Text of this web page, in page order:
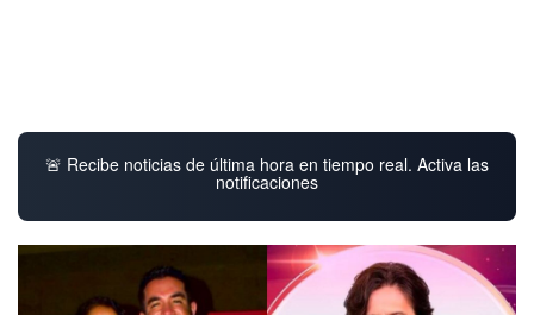
🚨 Recibe noticias de última hora en tiempo real. Activa las
notificaciones